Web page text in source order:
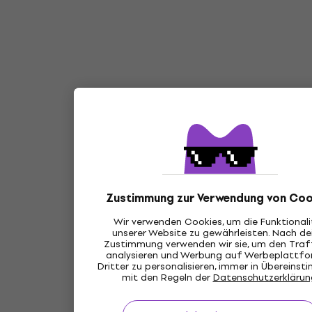
Zustimmung zur Verwendung von
Wir verwenden Cookies, um die
unserer Website zu gewährleisten. Nach
Zustimmung verwenden wir sie, um den
analysieren und Werbung auf
Dritter zu personalisieren, immer in
mit den Regeln der